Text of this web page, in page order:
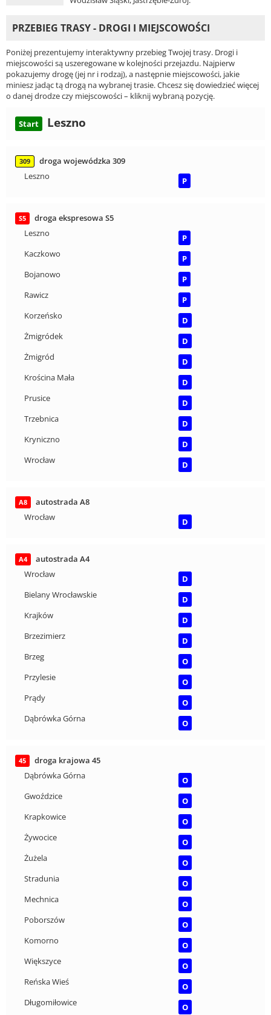
PRZEBIEG TRASY - DROGI I MIEJSCOWOŚCI
Poniżej prezentujemy interaktywny przebieg Twojej trasy. Drogi i
miejscowości są uszeregowane w kolejności przejazdu. Najpierw
pokazujemy drogę (jej nr i rodzaj), a następnie miejscowości, jakie
miniesz jadąc tą drogą na wybranej trasie. Chcesz się dowiedzieć więcej
o danej drodze czy miejscowości – kliknij wybraną pozycję.
Start Leszno
309
droga wojewódzka 309
Leszno
P
S5
droga ekspresowa S5
Leszno
P
Kaczkowo
P
Bojanowo
P
Rawicz
P
Korzeńsko
D
Żmigródek
D
Żmigród
D
Krościna Mała
D
Prusice
D
Trzebnica
D
Kryniczno
D
Wrocław
D
A8
autostrada A8
Wrocław
D
A4
autostrada A4
Wrocław
D
Bielany Wrocławskie
D
Krajków
D
Brzezimierz
D
Brzeg
O
Przylesie
O
Prądy
O
Dąbrówka Górna
O
45
droga krajowa 45
Dąbrówka Górna
O
Gwoździce
O
Krapkowice
O
Żywocice
O
Żużela
O
Stradunia
O
Mechnica
O
Poborszów
O
Komorno
O
Większyce
O
Reńska Wieś
O
Długomiłowice
O